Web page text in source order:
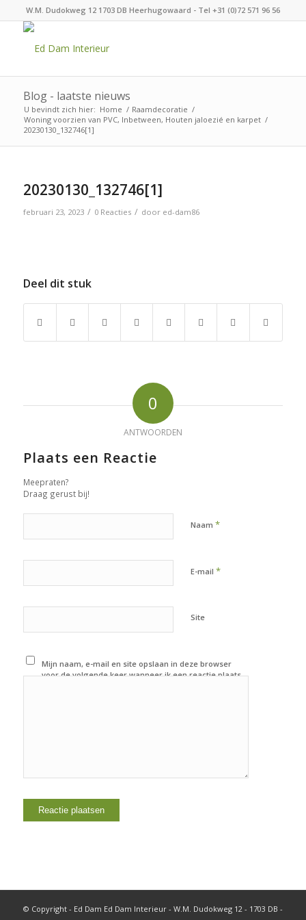
W.M. Dudokweg 12 1703 DB Heerhugowaard - Tel +31 (0)72 571 96 56
Blog - laatste nieuws
U bevindt zich hier: Home / Raamdecoratie /
Woning voorzien van PVC, Inbetween, Houten jaloezié en karpet /
20230130_132746[1]
20230130_132746[1]
februari 23, 2023 / 0 Reacties / door ed-dam86
Deel dit stuk
0
ANTWOORDEN
Plaats een Reactie
Meepraten?
Draag gerust bij!
Naam *
E-mail *
Site
Mijn naam, e-mail en site opslaan in deze browser
voor de volgende keer wanneer ik een reactie plaats.
© Copyright - Ed Dam Ed Dam Interieur - W.M. Dudokweg 12 - 1703 DB -